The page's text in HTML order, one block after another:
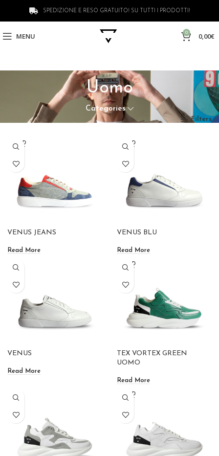
SPEDIZIONE E RESO GRATUITO! SU TUTTI I PRODOTTI!
MENU 0 0,00€
Uomo
Categories
Filters
SOLD
OUT
VENUS JEANS
Read More
SOLD
OUT
VENUS BLU
Read More
VENUS
Read More
SOLD
OUT
TEX VORTEX GREEN
UOMO
Read More
SOLD
OUT